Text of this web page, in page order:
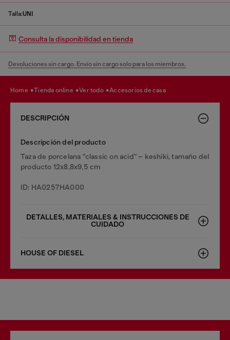
Talla:UNI
Consulta la disponibilidad en tienda
Devoluciones sin cargo. Envío sin cargo solo para los miembros.
home tienda online ver todo accesorios de casa
DESCRIPCIÓN
Descripción del producto
Taza de porcelana "classic on acid" – keshiki, tamaño del
producto 12x8,8x9,5 cm
ID: HA0257HA000
DETALLES, MATERIALES & INSTRUCCIONES DE
CUIDADO
HOUSE OF DIESEL